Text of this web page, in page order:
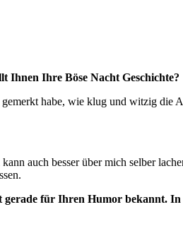
Ihnen Ihre Böse Nacht Geschichte?
habe, wie klug und witzig die
auch besser über mich selber
für Ihren Humor bekannt.